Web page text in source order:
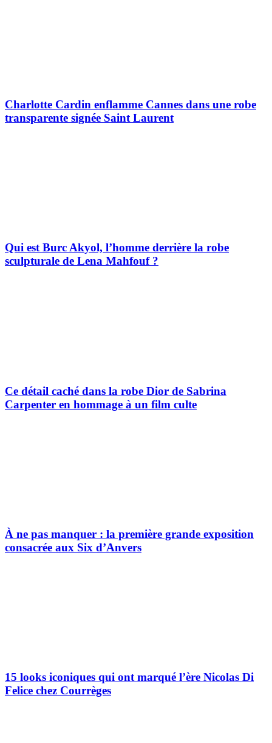
Charlotte Cardin enflamme Cannes dans une robe
transparente signée Saint Laurent
Qui est Burc Akyol, l’homme derrière la robe
sculpturale de Lena Mahfouf ?
Ce détail caché dans la robe Dior de Sabrina
Carpenter en hommage à un film culte
À ne pas manquer : la première grande exposition
consacrée aux Six d’Anvers
15 looks iconiques qui ont marqué l’ère Nicolas Di
Felice chez Courrèges